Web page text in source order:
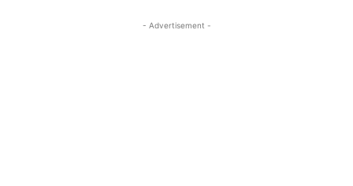
- Advertisement -